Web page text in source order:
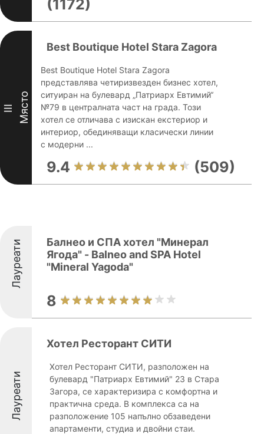
(1172)
III Място
Best Boutique Hotel Stara Zagora
Best Boutique Hotel Stara Zagora
представлява четиризвезден бизнес хотел,
ситуиран на булевард „Патриарх Евтимий“
№79 в централната част на града. Този
хотел се отличава с изискан екстериор и
интериор, обединяващи класически линии
с модерни ...
9.4 (509)
Лауреати
Балнео и СПА хотел "Минерал
Ягода" - Balneo and SPA Hotel
"Mineral Yagoda"
8
Лауреати
Хотел Ресторант СИТИ
Хотел Ресторант СИТИ, разположен на
булевард "Патриарх Евтимий" 23 в Стара
Загора, се характеризира с комфортна и
практична среда. В комплекса са на
разположение 105 напълно обзаведени
апартаменти, студиа и двойни стаи.